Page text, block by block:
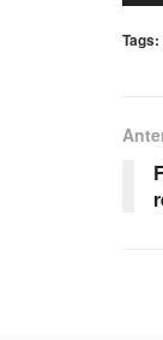
Tags: